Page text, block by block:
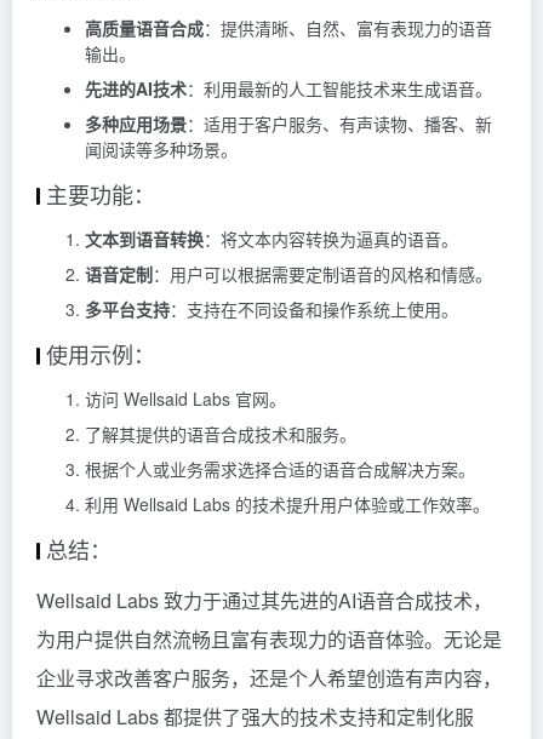
高质量语音合成：提供清晰、自然、富有表现力的语音
输出。
先进的AI技术：利用最新的人工智能技术来生成语音。
多种应用场景：适用于客户服务、有声读物、播客、新
闻阅读等多种场景。
主要功能：
文本到语音转换：将文本内容转换为逼真的语音。
语音定制：用户可以根据需要定制语音的风格和情感。
多平台支持：支持在不同设备和操作系统上使用。
使用示例：
访问 Wellsaid Labs 官网。
了解其提供的语音合成技术和服务。
根据个人或业务需求选择合适的语音合成解决方案。
利用 Wellsaid Labs 的技术提升用户体验或工作效率。
总结：
Wellsaid Labs 致力于通过其先进的AI语音合成技术，
为用户提供自然流畅且富有表现力的语音体验。无论是
企业寻求改善客户服务，还是个人希望创造有声内容，
Wellsaid Labs 都提供了强大的技术支持和定制化服